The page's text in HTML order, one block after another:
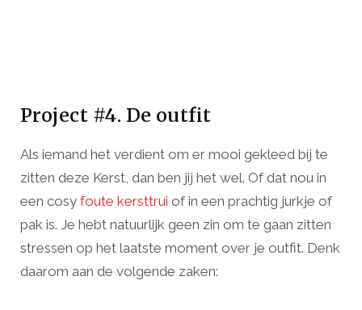
Project #4. De outfit
Als iemand het verdient om er mooi gekleed bij te
zitten deze Kerst, dan ben jij het wel. Of dat nou in
een cosy foute kersttrui of in een prachtig jurkje of
pak is. Je hebt natuurlijk geen zin om te gaan zitten
stressen op het laatste moment over je outfit. Denk
daarom aan de volgende zaken: